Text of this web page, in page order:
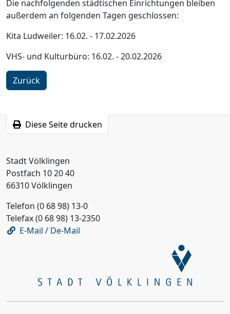
Die nachfolgenden städtischen Einrichtungen bleiben
außerdem an folgenden Tagen geschlossen:
Kita Ludweiler: 16.02. - 17.02.2026
VHS- und Kulturbüro: 16.02. - 20.02.2026
Zurück
Diese Seite drucken
Stadt Völklingen
Postfach 10 20 40
66310 Völklingen
Telefon (0 68 98) 13-0
Telefax (0 68 98) 13-2350
E-Mail / De-Mail